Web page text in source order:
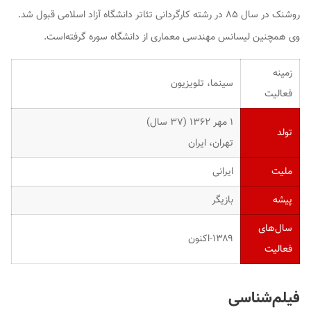
روشنک در سال ۸۵ در رشته کارگردانی تئاتر دانشگاه آزاد اسلامی قبول شد.
وی همچنین لیسانس مهندسی معماری از دانشگاه سوره گرفته‌است.
زمینه
فعالیت
سینما، تلویزیون
تولد
۱ مهر ۱۳۶۲ ‏(۳۷ سال)
تهران، ایران
ملیت
ایرانی
پیشه
بازیگر
سال‌های
فعالیت
۱۳۸۹-اکنون
فیلم‌شناسی